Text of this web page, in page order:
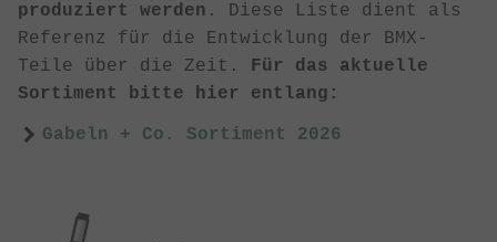
produziert werden . Diese Liste dient als
Referenz für die Entwicklung der BMX-
Teile über die Zeit. Für das aktuelle
Sortiment bitte hier entlang:
Gabeln + Co. Sortiment 2026